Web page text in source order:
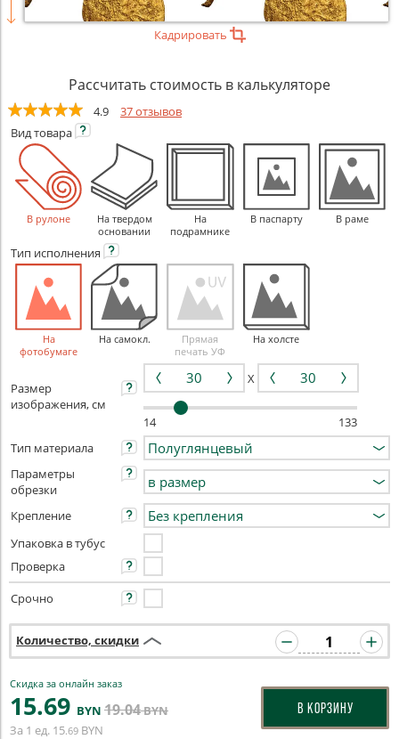
Кадрировать
Рассчитать стоимость в калькуляторе
4.9
37 отзывов
Видтовара
В рулоне
На твердом
основании
На
подрамнике
В паспарту В раме
Тип исполнения
На
фотобумаге
На самокл.
Прямая
печать УФ
На холсте
Размер
изображения, см
X
14
133
Тип материала
Параметры
обрезки
Крепление
Упаковка в тубус
Проверка
Срочно
Количество, скидки
Скидка за онлайн заказ
15.69 BYN 19.04BYN
За 1 ед. 15.69 BYN
В КОРЗИНУ